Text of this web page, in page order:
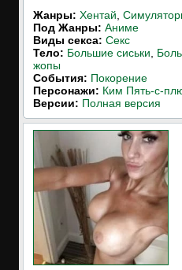
Жанры: Хентай
Под Жанры: Аниме
Виды секса: Секс
Тело: Большие сиськи
жопы
События: Покорение
Персонажи: Ким Пять-с-
Версии: Полная версия